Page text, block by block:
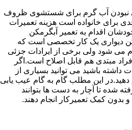
نبودن آب گرم برای شستشوی ظروف
برای خانواده است هزینه تعمیرات
اقدام به تعمیر آبگرمکن
دیواری یک کار تخصصی است که
می شود ولی برخی از ایرادات جزئی
مبتدی هم قابل اصلاح است.اگر
داشته باشید می توانید بسیاری از
دهید.در این مطلب گام به گام عیب یابی
شده تا آچار به دست ها بتوانند
و بدون کمک تعمیرکار انجام دهند.